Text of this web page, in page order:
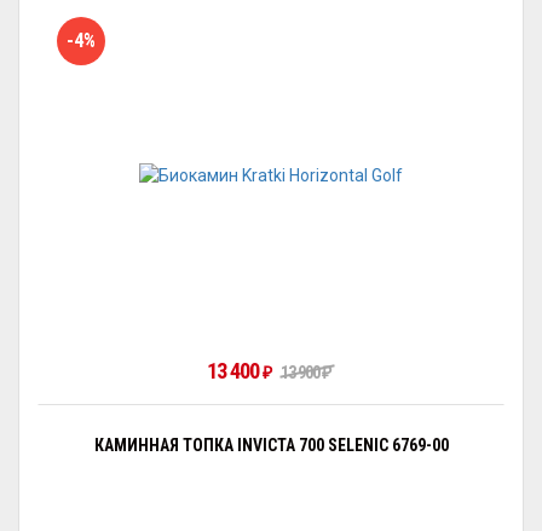
-4%
13 400₽ 13 900₽
КАМИННАЯ ТОПКА INVICTA 700 SELENIC 6769-00